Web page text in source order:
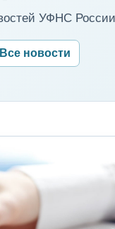
УФНС
Все новости